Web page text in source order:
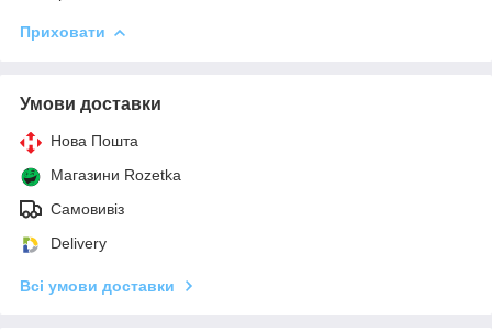
Приховати
Умови доставки
Нова Пошта
Магазини Rozetka
Самовивіз
Delivery
Всі умови доставки